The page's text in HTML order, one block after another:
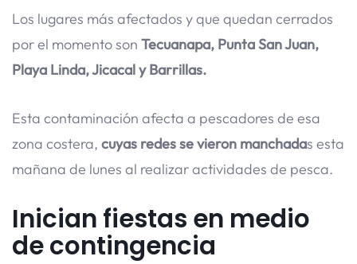
Los lugares más afectados y que quedan cerrados
por el momento son Tecuanapa, Punta San Juan,
Playa Linda, Jicacal y Barrillas.
Esta contaminación afecta a pescadores de esa
zona costera, cuyas redes se vieron manchadas esta
mañana de lunes al realizar actividades de pesca.
Inician fiestas en medio
de contingencia